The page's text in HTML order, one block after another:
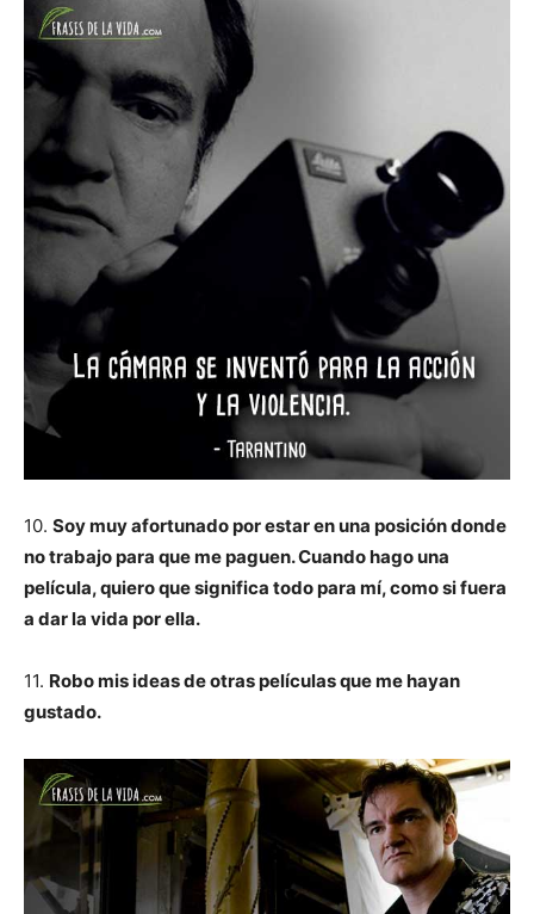
10. Soy muy afortunado por estar en una posición donde
no trabajo para que me paguen. Cuando hago una
película, quiero que significa todo para mí, como si fuera
a dar la vida por ella.
11. Robo mis ideas de otras películas que me hayan
gustado.